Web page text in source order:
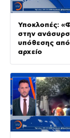
Υποκλοπές:
στην
υπόθεσης
αρχείο